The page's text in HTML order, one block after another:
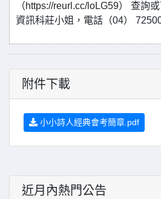
（https://reurl.cc/loLG59） 查詢
資訊科莊小姐，電話（04）
附件下載
小小詩人經典會考簡章.pdf
近月內熱門公告